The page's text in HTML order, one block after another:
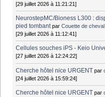
[29 juillet 2026 à 11:21:21]
NeurostepMC/Bioness L300 :
pied tombant parCouette de cheval
[29 juillet 2026 à 11:12:41]
Cellules souches iPS - Keio
[27 juillet 2026 à 12:24:22]
Cherche hôtel nice URGENT par
[24 juillet 2026 à 15:59:24]
Cherche hôtel nice URGENT par